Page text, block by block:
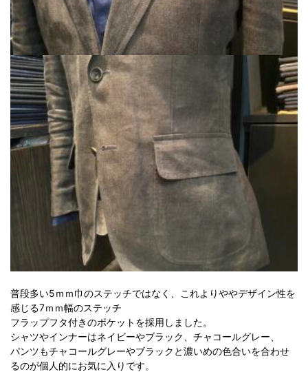
普段多い5ｍｍ巾のステッチではなく、これよりややデザイン性を
感じる7ｍｍ幅のステッチ
フラップフタ付きのポケットを採用しました。
シャツやインナーはネイビーやブラック、チャコールグレー、
パンツもチャコールグレーやブラックと濃いめの色合いを合わせ
るのが個人的にお気に入りです。